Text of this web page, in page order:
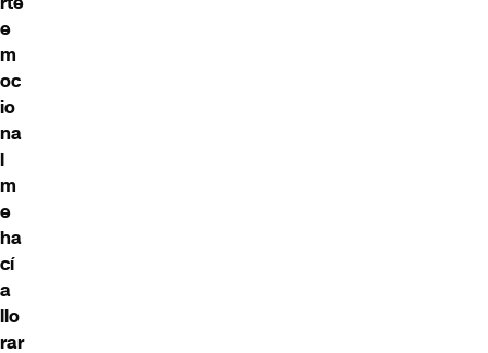
e
m
oc
io
na
l
m
e
ha
cí
a
llo
rar